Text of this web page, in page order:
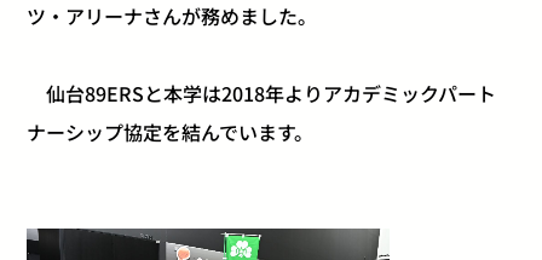
ツ・ アリーナさんが務めました。
仙台89ERSと本学は2018年よりアカデミックパート
ナーシップ協定を結んでいます。